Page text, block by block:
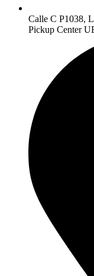
Calle C P1038,
Pickup Center